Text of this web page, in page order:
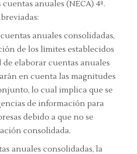
anuales (NECA) 4ª.
anuales consolidadas,
de los límites establecidos
elaborar cuentas anuales
en cuenta las magnitudes
lo cual implica que se
de información para
debido a que no se
consolidada.
anuales consolidadas, la